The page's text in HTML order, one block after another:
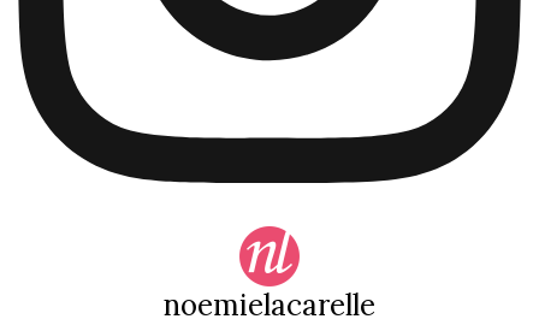
noemielacarelle